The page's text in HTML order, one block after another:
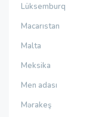
Lüksemburq
Macarıstan
Malta
Meksika
Men adası
Mərakeş